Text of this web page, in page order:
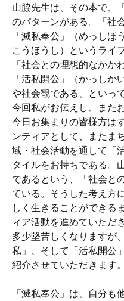
山脇先生は、その本で、
のパターンがある。「社
「滅私奉公」（めっしほ
こうほうし）というライ
「社会との理想的なかか
「活私開公」（かっし
や社会観である、といっ
今回私がお伝えし、また
今日お集まりの皆様方は
ンティアとして、またま
域・社会活動を通して「
タイルをお持ちである。
であるという、「社会と
ている。そうした考え方
しく生きることができる
ィア活動を進めていただ
多少堅苦しくなりますが
私」、そして「活私開公
紹介させていただきます。
「滅私奉公」は、自分